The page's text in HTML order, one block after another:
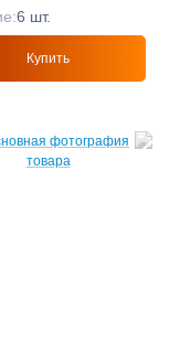
6 шт.
Купить